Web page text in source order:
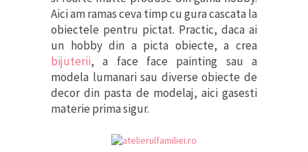
Aici am ramas ceva timp cu gura cascata la
obiectele pentru pictat. Practic, daca ai
un hobby din a picta obiecte, a crea
bijuterii, a face face painting sau a
modela lumanari sau diverse obiecte de
decor din pasta de modelaj, aici gasesti
materie prima sigur.